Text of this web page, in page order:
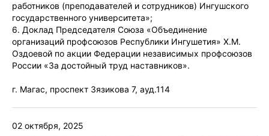
работников (преподавателей и сотрудников) Ингушского
государственного университета»;
6. Доклад Председателя Союза «Объединение
организаций профсоюзов Республики Ингушетия» Х.М.
Оздоевой по акции Федерации независимых профсоюзов
России «За достойный труд наставников».
г. Магас, проспект Зязикова 7, ауд.114
02 октября, 2025